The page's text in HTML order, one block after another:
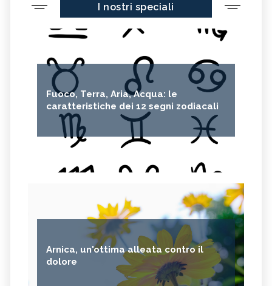
I nostri speciali
Fuoco, Terra, Aria, Acqua: le
caratteristiche dei 12 segni zodiacali
Arnica, un'ottima alleata contro il
dolore